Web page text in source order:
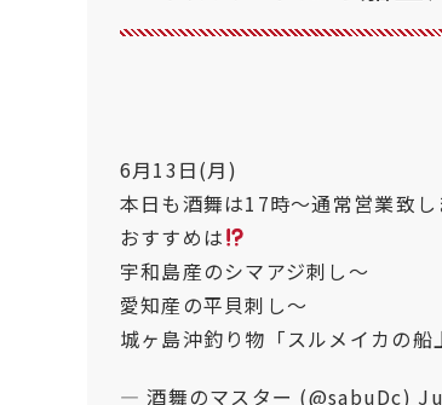
6月13日(月)
本日も酒舞は17時〜通常営業致
おすすめは
宇和島産のシマアジ刺し〜
愛知産の平貝刺し〜
城ヶ島沖釣り物「スルメイカの
— 酒舞のマスター (@sabuDc)